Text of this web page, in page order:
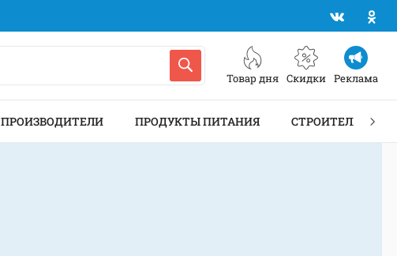
Товар дня Скидки Реклама
ПРОИЗВОДИТЕЛИ ПРОДУКТЫ ПИТАНИЯ СТРОИТЕЛЬСТВО